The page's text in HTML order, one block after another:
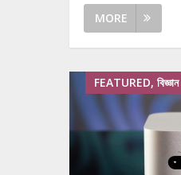
MORE
FEATURED,